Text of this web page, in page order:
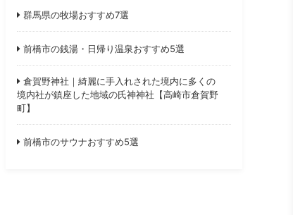
群馬県の牧場おすすめ7選
前橋市の銭湯・日帰り温泉おすすめ5選
倉賀野神社｜綺麗に手入れされた境内に多くの
境内社が鎮座した地域の氏神神社【高崎市倉賀野
町】
前橋市のサウナおすすめ5選